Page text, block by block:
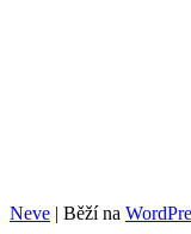
Neve | Běží na